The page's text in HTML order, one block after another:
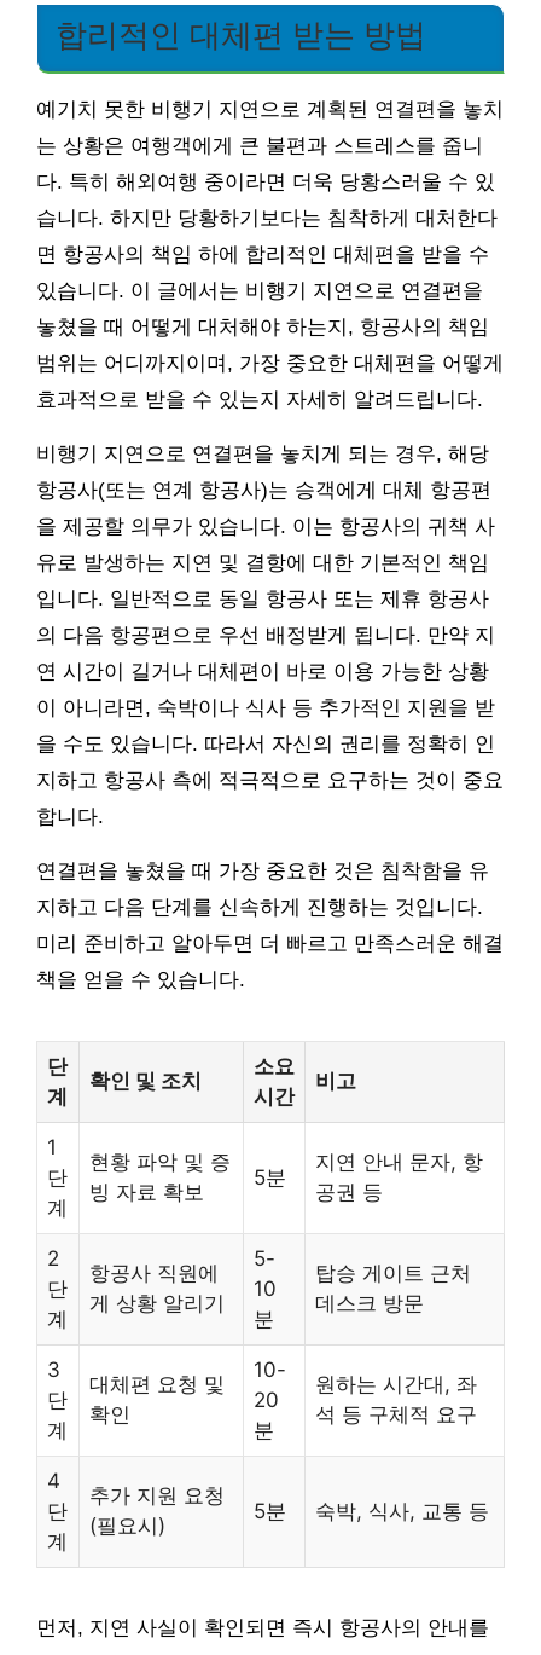
합리적인 대체편 받는 방법
예기치 못한 비행기 지연으로 계획된 연결편을 놓치
는 상황은 여행객에게 큰 불편과 스트레스를 줍니
다. 특히 해외여행 중이라면 더욱 당황스러울 수 있
습니다. 하지만 당황하기보다는 침착하게 대처한다
면 항공사의 책임 하에 합리적인 대체편을 받을 수
있습니다. 이 글에서는 비행기 지연으로 연결편을
놓쳤을 때 어떻게 대처해야 하는지, 항공사의 책임
범위는 어디까지이며, 가장 중요한 대체편을 어떻게
효과적으로 받을 수 있는지 자세히 알려드립니다.
비행기 지연으로 연결편을 놓치게 되는 경우, 해당
항공사(또는 연계 항공사)는 승객에게 대체 항공편
을 제공할 의무가 있습니다. 이는 항공사의 귀책 사
유로 발생하는 지연 및 결항에 대한 기본적인 책임
입니다. 일반적으로 동일 항공사 또는 제휴 항공사
의 다음 항공편으로 우선 배정받게 됩니다. 만약 지
연 시간이 길거나 대체편이 바로 이용 가능한 상황
이 아니라면, 숙박이나 식사 등 추가적인 지원을 받
을 수도 있습니다. 따라서 자신의 권리를 정확히 인
지하고 항공사 측에 적극적으로 요구하는 것이 중요
합니다.
연결편을 놓쳤을 때 가장 중요한 것은 침착함을 유
지하고 다음 단계를 신속하게 진행하는 것입니다.
미리 준비하고 알아두면 더 빠르고 만족스러운 해결
책을 얻을 수 있습니다.
단
계
확인 및 조치
소요
시간
비고
1
단
계
현황 파악 및 증
빙 자료 확보
5분
지연 안내 문자, 항
공권 등
2
단
계
항공사 직원에
게 상황 알리기
5-
10
분
탑승 게이트 근처
데스크 방문
3
단
계
대체편 요청 및
확인
10-
20
분
원하는 시간대, 좌
석 등 구체적 요구
4
단
계
추가 지원 요청
(필요시)
5분 숙박, 식사, 교통 등
먼저, 지연 사실이 확인되면 즉시 항공사의 안내를